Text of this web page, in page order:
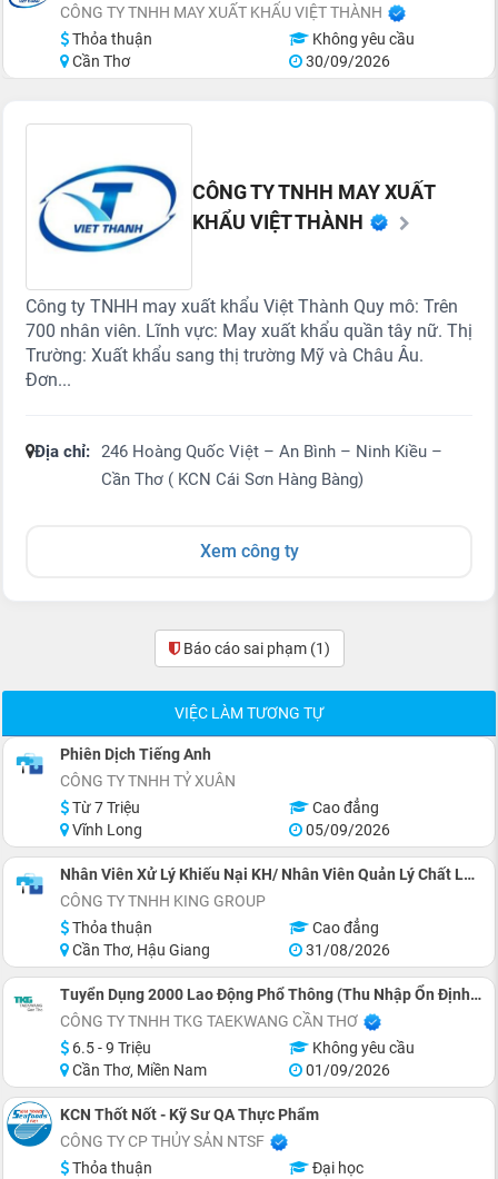
CÔNG TY TNHH MAY XUẤT KHẨU VIỆT THÀNH
Thỏa thuận
Không yêu cầu
Cần Thơ
30/09/2026
CÔNG TY TNHH MAY XUẤT
KHẨU VIỆT THÀNH
Công ty TNHH may xuất khẩu Việt Thành Quy mô: Trên
700 nhân viên. Lĩnh vực: May xuất khẩu quần tây nữ. Thị
Trường: Xuất khẩu sang thị trường Mỹ và Châu Âu.
Đơn...
Địa chỉ: 246 Hoàng Quốc Việt – An Bình – Ninh Kiều –
Cần Thơ ( KCN Cái Sơn Hàng Bàng)
Xem công ty
Báo cáo sai phạm (1)
VIỆC LÀM TƯƠNG TỰ
Phiên Dịch Tiếng Anh
CÔNG TY TNHH TỶ XUÂN
Từ 7 Triệu
Cao đẳng
Vĩnh Long
05/09/2026
Nhân Viên Xử Lý Khiếu Nại KH/ Nhân Viên Quản Lý Chất Lượng
CÔNG TY TNHH KING GROUP
Thỏa thuận
Cao đẳng
Cần Thơ, Hậu Giang
31/08/2026
Tuyển Dụng 2000 Lao Động Phổ Thông (Thu Nhập Ổn Định Từ 6,9 - 9.2 Triệu)
CÔNG TY TNHH TKG TAEKWANG CẦN THƠ
6.5 - 9 Triệu
Không yêu cầu
Cần Thơ, Miền Nam
01/09/2026
KCN Thốt Nốt - Kỹ Sư QA Thực Phẩm
CÔNG TY CP THỦY SẢN NTSF
Thỏa thuận
Đại học